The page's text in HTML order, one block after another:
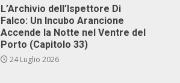
L’Archivio dell’Ispettore Di
Falco: Un Incubo Arancione
Accende la Notte nel Ventre del
Porto (Capitolo 33)
24 Luglio 2026